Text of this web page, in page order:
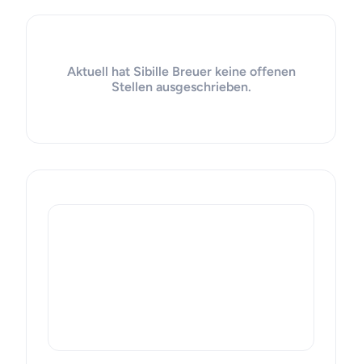
Aktuell hat Sibille Breuer keine offenen
Stellen ausgeschrieben.